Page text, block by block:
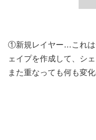
①新規レイヤー…これは
ェイプを作成して、シ
また重なっても何も変